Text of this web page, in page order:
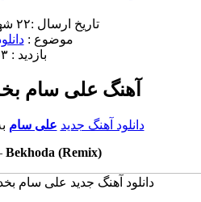
تاریخ ارسال :۲۲ شهریور ۱۴۰۴
موضوع :
بازدید : ۵۳
آهنگ علی سام
دانلود آهنگ جدید علی سام
Bekhoda (Remix)